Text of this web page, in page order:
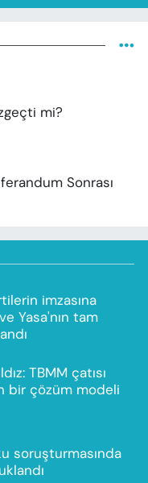
mi?
Sonrası
imzasına
Yasa'nın tam
TBMM çatısı
bir çözüm modeli
soruşturmasında